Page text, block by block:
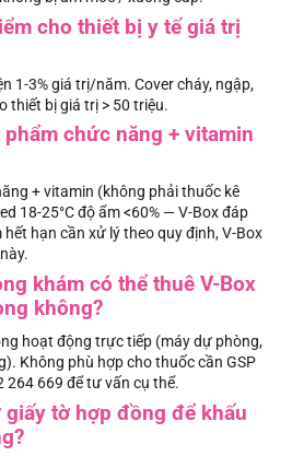
cho thiết bị y tế giá trị
1-3% giá trị/năm. Cover cháy, ngập,
thiết bị giá trị > 50 triệu.
chức năng + vitamin
+ vitamin (không phải thuốc kê
18-25°C độ ẩm <60% — V-Box đáp
hạn cần xử lý theo quy định, V-Box
khám có thể thuê V-Box
không?
hoạt động trực tiếp (máy dự phòng,
Không phù hợp cho thuốc cần GSP
264 669 để tư vấn cụ thể.
giấy tờ hợp đồng để khấu